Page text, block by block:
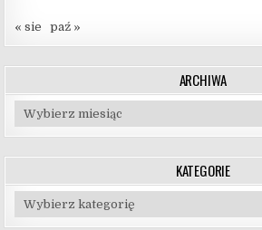
« sie paź »
ARCHIWA
Archiwa
KATEGORIE
Kategorie